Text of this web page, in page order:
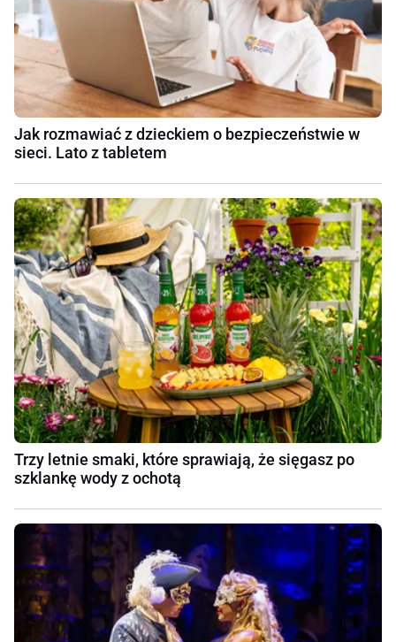
Jak rozmawiać z dzieckiem o bezpieczeństwie w
sieci. Lato z tabletem
Trzy letnie smaki, które sprawiają, że sięgasz po
szklankę wody z ochotą